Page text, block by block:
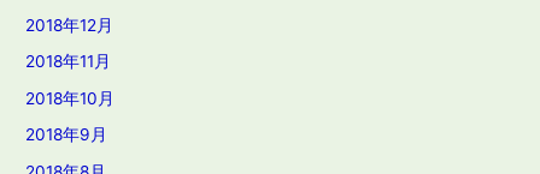
2018年12月
2018年11月
2018年10月
2018年9月